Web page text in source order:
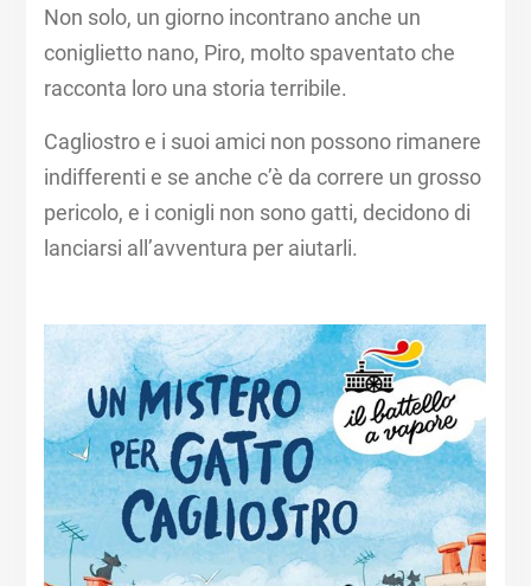
Non solo, un giorno incontrano anche un
coniglietto nano, Piro, molto spaventato che
racconta loro una storia terribile.
Cagliostro e i suoi amici non possono rimanere
indifferenti e se anche c’è da correre un grosso
pericolo, e i conigli non sono gatti, decidono di
lanciarsi all’avventura per aiutarli.